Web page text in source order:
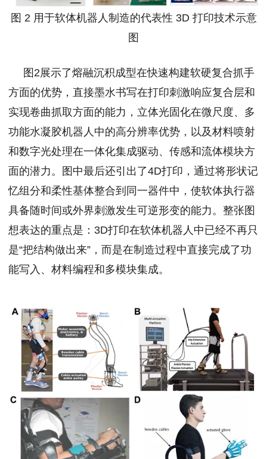
图 2 用于软体机器人制造的代表性 3D 打印技术示意
图
图2展示了熔融沉积成型在快速构建软硬复合抓手
方面的优势，直接墨水书写在打印刺激响应复合层和
实现卷曲抓取方面的能力，立体光固化在微尺度、多
功能水凝胶机器人中的高分辨率优势，以及材料喷射
和数字光处理在一体化集成驱动、传感和流体模块方
面的潜力。图中最后还引出了4D打印，通过将形状记
忆组分和柔性基体整合到同一器件中，使软体执行器
具备随时间或外界刺激发生可逆形变的能力。整张图
想表达的重点是：3D打印在软体机器人中已经不再只
是“把结构做出来”，而是在制造过程中直接完成了功
能写入、材料编程和多模块集成。